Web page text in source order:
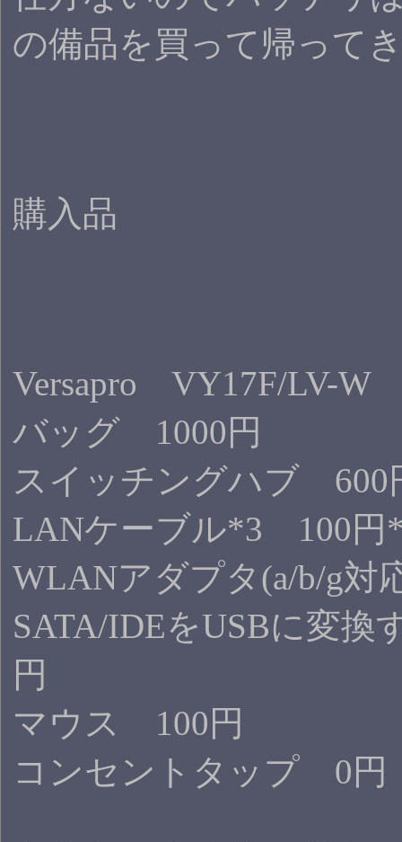
の備品を買って帰って
購入品
Versapro VY17F/LV-W
バッグ 1000円
スイッチングハブ 600
LANケーブル*3 100円
WLANアダプタ(a/b/g対
SATA/IDEをUSBに変
円
マウス 100円
コンセントタップ 0円